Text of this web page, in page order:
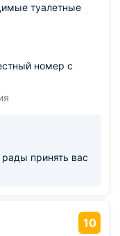
туалетные
номер с
принять вас
10